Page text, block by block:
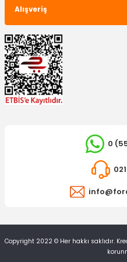
Alışveriş
0
Copyright 2022 © Her hakkı saklıdır.